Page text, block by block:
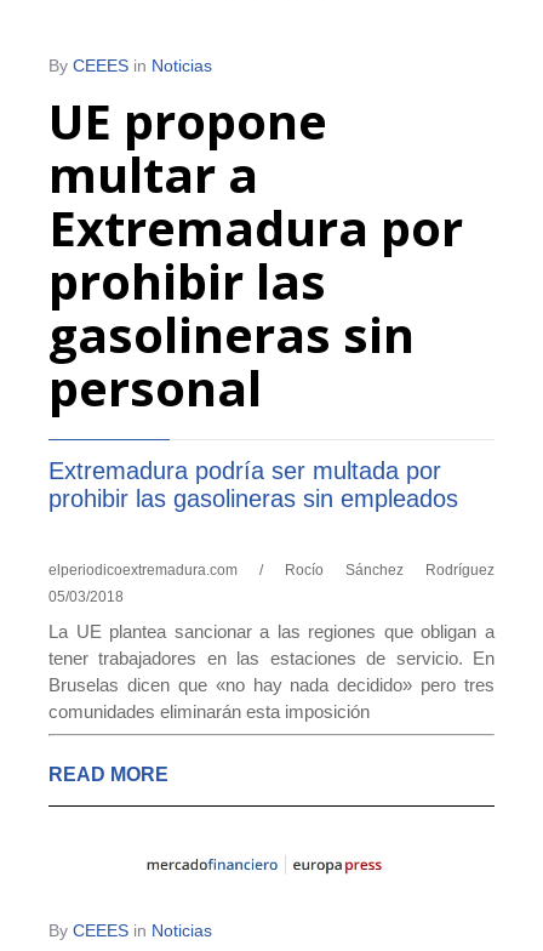
By CEEES in Noticias
UE propone
multar a
Extremadura por
prohibir las
gasolineras sin
personal
Extremadura podría ser multada por
prohibir las gasolineras sin empleados
elperiodicoextremadura.com / Rocío Sánchez Rodríguez
05/03/2018
La UE plantea sancionar a las regiones que obligan a
tener trabajadores en las estaciones de servicio. En
Bruselas dicen que «no hay nada decidido» pero tres
comunidades eliminarán esta imposición
READ MORE
By CEEES in Noticias